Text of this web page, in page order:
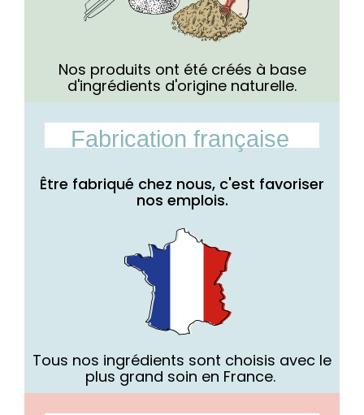
Nos produits ont été créés à base
d'ingrédients d'origine naturelle.
Fabrication française
Être fabriqué chez nous, c'est favoriser
nos emplois.
Tous nos ingrédients sont choisis avec le
plus grand soin en France.